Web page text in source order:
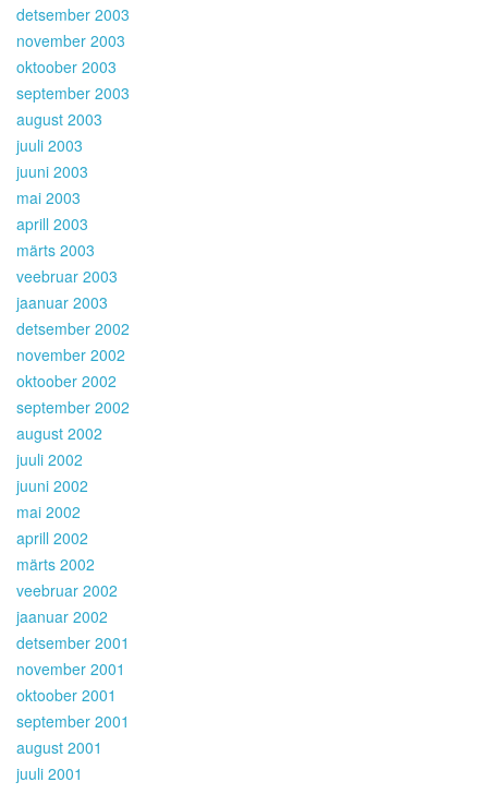
detsember 2003
november 2003
oktoober 2003
september 2003
august 2003
juuli 2003
juuni 2003
mai 2003
aprill 2003
märts 2003
veebruar 2003
jaanuar 2003
detsember 2002
november 2002
oktoober 2002
september 2002
august 2002
juuli 2002
juuni 2002
mai 2002
aprill 2002
märts 2002
veebruar 2002
jaanuar 2002
detsember 2001
november 2001
oktoober 2001
september 2001
august 2001
juuli 2001